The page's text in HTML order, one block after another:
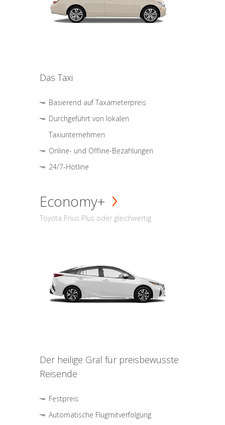
Das Taxi
Basierend auf Taxameterpreis
Durchgeführt von lokalen
Taxiunternehmen
Online- und Offline-Bezahlungen
24/7-Hotline
Economy+
Toyota Prius Plus oder gleichwertig
Der heilige Gral für preisbewusste
Reisende
Festpreis
Automatische Flugmitverfolgung